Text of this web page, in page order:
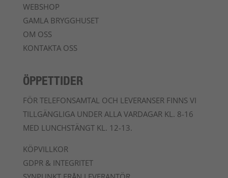
WEBSHOP
GAMLA BRYGGHUSET
OM OSS
KONTAKTA OSS
ÖPPETTIDER
FÖR TELEFONSAMTAL OCH LEVERANSER FINNS VI
TILLGÄNGLIGA UNDER ALLA VARDAGAR KL. 8-16
MED LUNCHSTÄNGT KL. 12-13.
KÖPVILLKOR
GDPR & INTEGRITET